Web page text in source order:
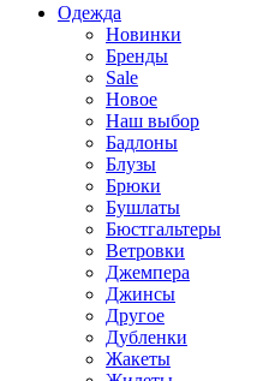
Одежда
Новинки
Бренды
Sale
Новое
Наш выбор
Бадлоны
Блузы
Брюки
Бушлаты
Бюстгальтеры
Ветровки
Джемпера
Джинсы
Другое
Дубленки
Жакеты